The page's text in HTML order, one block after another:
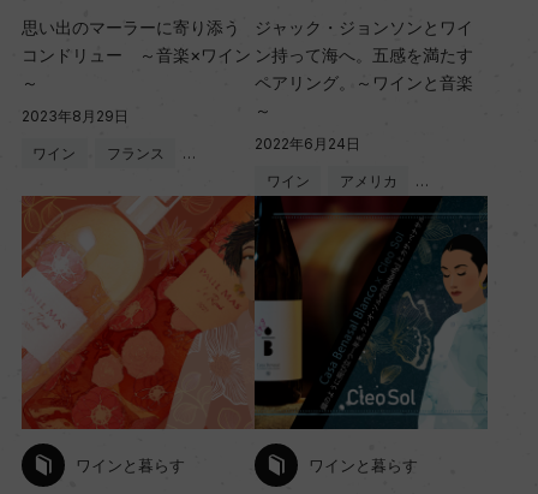
思い出のマーラーに寄り添う
コンドリュー ～音楽×ワイン
～
2023年8月29日
ワイン フランス …
ジャック・ジョンソンとワイ
ン持って海へ。五感を満たす
ペアリング。～ワインと音楽
～
2022年6月24日
ワイン アメリカ …
ワインと暮らす ワインと暮らす